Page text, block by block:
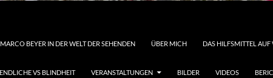
BEYER IN DER WELT DER SEHENDEN ÜBER MICH DAS HILFSMITTEL
VS BLINDHEIT VERANSTALTUNGEN BILDER VIDEOS